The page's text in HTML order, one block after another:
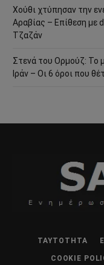
Χούθι χτύπησαν την
Αραβίας – Επίθεση με
Τζαζάν
Στενά του Ορμούζ: Το
Ιράν – Οι 6 όροι που
ΤΑΥΤΌΤΗΤΑ
COOKIE